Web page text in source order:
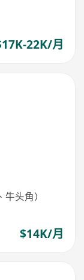
22K/月
头角）
$14K/月